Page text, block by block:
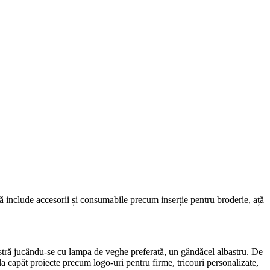
accesorii și consumabile precum inserție pentru broderie, ață
jucându-se cu lampa de veghe preferată, un gândăcel albastru. De
capăt proiecte precum logo-uri pentru firme, tricouri personalizate,